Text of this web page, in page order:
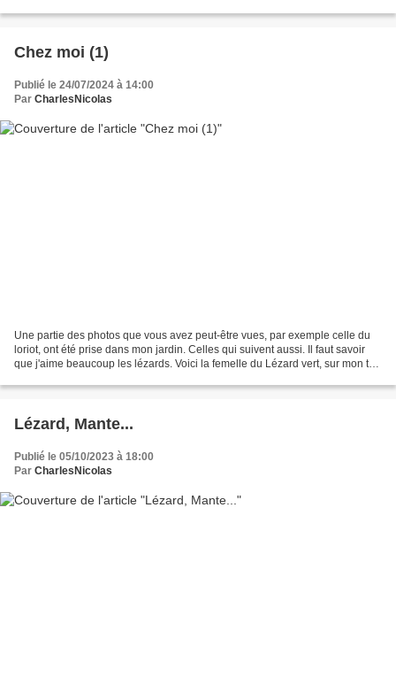
Chez moi (1)
Publié le 24/07/2024 à 14:00
Par CharlesNicolas
Une partie des photos que vous avez peut-être vues, par exemple celle du
loriot, ont été prise dans mon jardin. Celles qui suivent aussi. Il faut savoir
que j'aime beaucoup les lézards. Voici la femelle du Lézard vert, sur mon tas
Lézard, Mante...
Publié le 05/10/2023 à 18:00
Par CharlesNicolas